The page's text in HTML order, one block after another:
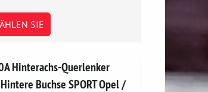
SIE
Hinterachs-Querlenker
Buchse SPORT Opel /